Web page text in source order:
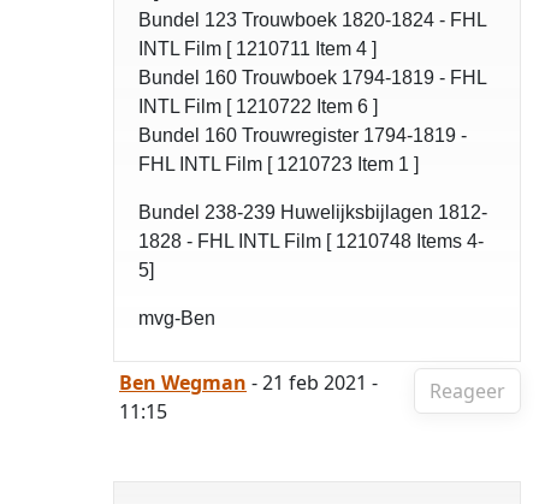
Bundel 123 Trouwboek 1820-1824 - FHL
INTL Film [ 1210711 Item 4 ]
Bundel 160 Trouwboek 1794-1819 - FHL
INTL Film [ 1210722 Item 6 ]
Bundel 160 Trouwregister 1794-1819 -
FHL INTL Film [ 1210723 Item 1 ]
Bundel 238-239 Huwelijksbijlagen 1812-
1828 - FHL INTL Film [ 1210748 Items 4-
5]
mvg-Ben
Reageer
Ben Wegman - 21 feb 2021 -
11:15